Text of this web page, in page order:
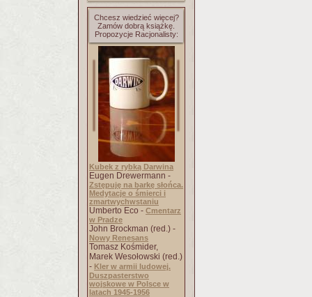
Chcesz wiedzieć więcej?
Zamów dobrą książkę.
Propozycje Racjonalisty:
Kubek z rybką Darwina
Eugen Drewermann -
Zstępuję na barkę słońca.
Medytacje o śmierci i
zmartwychwstaniu
Umberto Eco - Cmentarz
w Pradze
John Brockman (red.) -
Nowy Renesans
Tomasz Kośmider,
Marek Wesołowski (red.)
- Kler w armii ludowej.
Duszpasterstwo
wojskowe w Polsce w
latach 1945-1956